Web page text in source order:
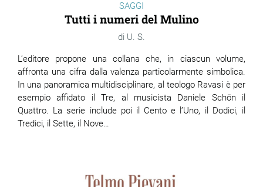
SAGGI
Tutti i numeri del Mulino
U. S.
L’editore propone una collana che, in ciascun volume,
affronta una cifra dalla valenza particolarmente simbolica.
In una panoramica multidisciplinare, al teologo Ravasi è per
esempio affidato il Tre, al musicista Daniele Schön il
Quattro. La serie include poi il Cento e l’Uno, il Dodici, il
Tredici, il Sette, il Nove…